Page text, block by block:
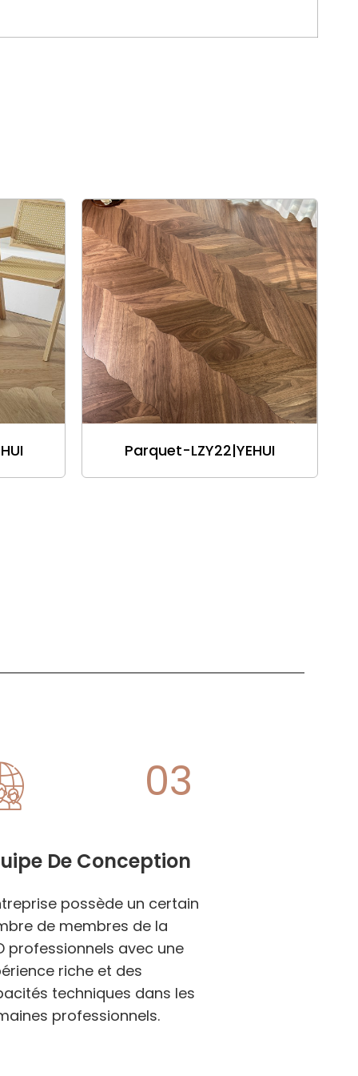
Parquet-LZY22|YEHUI
03
De Conception
possède un certain
de membres de la
professionnels avec une
riche et des
techniques dans les
professionnels.